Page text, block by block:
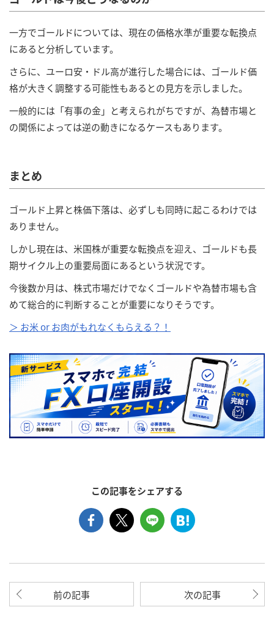
一方でゴールドについては、現在の価格水準が重要な転換点
にあると分析しています。
さらに、ユーロ安・ドル高が進行した場合には、ゴールド価
格が大きく調整する可能性もあるとの見方を示しました。
一般的には「有事の金」と考えられがちですが、為替市場と
の関係によっては逆の動きになるケースもあります。
まとめ
ゴールド上昇と株価下落は、必ずしも同時に起こるわけでは
ありません。
しかし現在は、米国株が重要な転換点を迎え、ゴールドも長
期サイクル上の重要局面にあるという状況です。
今後数か月は、株式市場だけでなくゴールドや為替市場も含
めて総合的に判断することが重要になりそうです。
＞ お米 or お肉がもれなくもらえる？！
この記事をシェアする
前の記事 次の記事